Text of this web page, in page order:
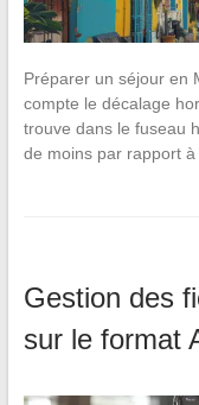
Préparer un séjour en
compte le décalage
trouve dans le fuseau
de moins par rapport à
Gestion des
sur le format